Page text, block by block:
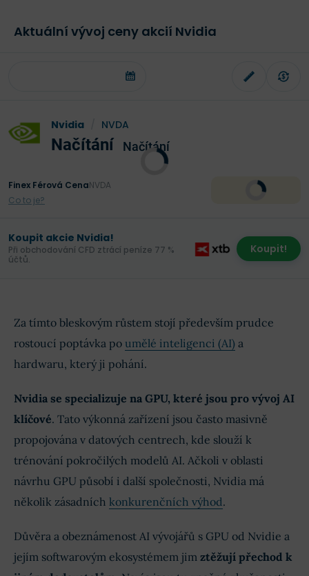
Aktuální vývoj ceny akcií Nvidia
Nvidia NVDA
Načítání Načítání
Finex Férová CenaNVDA
Co to je?
Koupit akcie Nvidia!
Při obchodování CFD ztrácí peníze 77 %
účtů.
Koupit!
Za tímto bleskovým růstem stojí především prudce
rostoucí poptávka po umělé inteligenci (AI) a
hardwaru, který ji pohání.
Nvidia se specializuje na GPU, které jsou pro vývoj AI
klíčové. Tato výkonná zařízení jsou často masivně
propojována v datových centrech, kde slouží k
trénování pokročilých modelů AI. Ačkoli v oblasti
návrhu GPU působí i další společnosti, Nvidia má
několik zásadních konkurenčních výhod.
Důvěra a obeznámenost AI vývojářů s GPU od Nvidie a
jejím softwarovým ekosystémem jim ztěžují přechod k